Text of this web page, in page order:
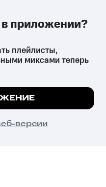
причиняет вред здоровью,
установленную
на сайте все
плейлисты,
миксами теперь
версии